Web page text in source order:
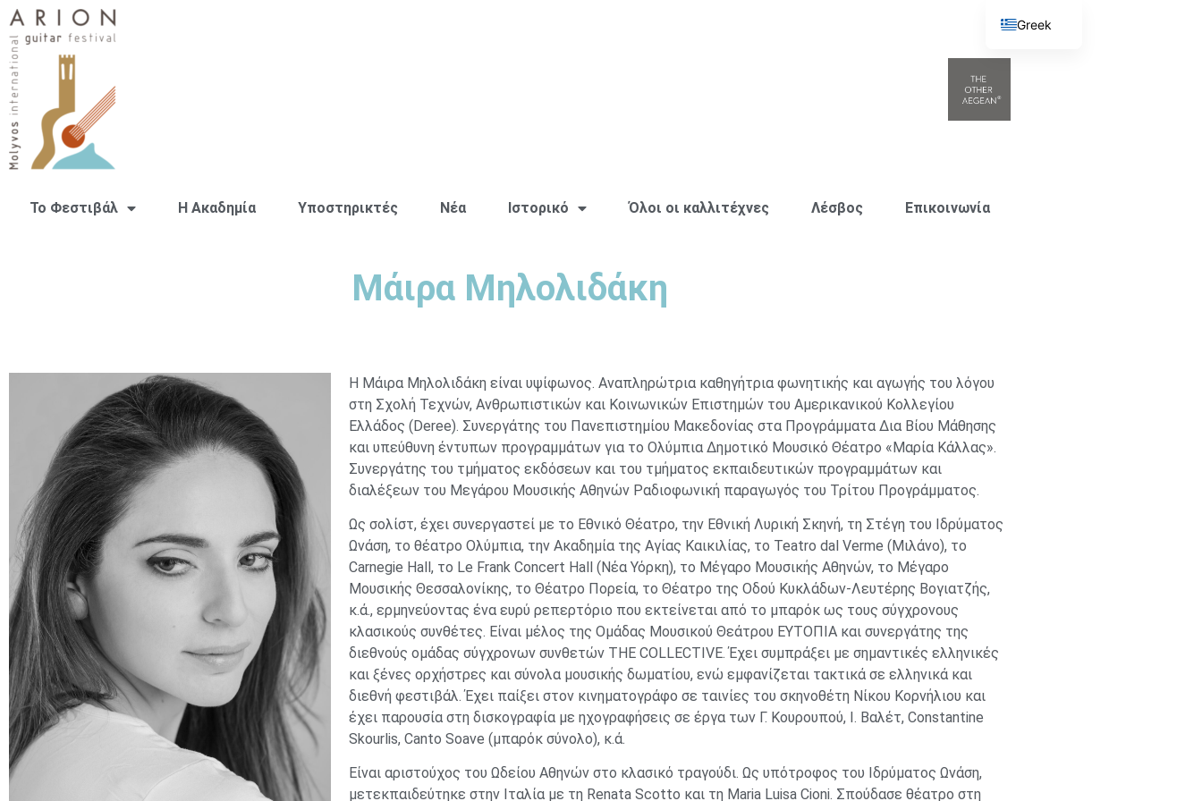
Το Φεστιβάλ H Ακαδημία Υποστηρικτές Νέα Ιστορικό Όλοι οι καλλιτέχνες Λέσβος Επικοινωνία
Μάιρα Μηλολιδάκη
Η Μάιρα Μηλολιδάκη είναι υψίφωνος. Αναπληρώτρια καθηγήτρια φωνητικής και αγωγής του λόγου
στη Σχολή Τεχνών, Ανθρωπιστικών και Κοινωνικών Επιστημών του Αμερικανικού Κολλεγίου
Ελλάδος (Deree). Συνεργάτης του Πανεπιστημίου Μακεδονίας στα Προγράμματα Δια Βίου Μάθησης
και υπεύθυνη έντυπων προγραμμάτων για το Ολύμπια Δημοτικό Μουσικό Θέατρο «Μαρία Κάλλας».
Συνεργάτης του τμήματος εκδόσεων και του τμήματος εκπαιδευτικών προγραμμάτων και
διαλέξεων του Μεγάρου Μουσικής Αθηνών Ραδιοφωνική παραγωγός του Τρίτου Προγράμματος.
Ως σολίστ, έχει συνεργαστεί µε το Εθνικό Θέατρο, την Εθνική Λυρική Σκηνή, τη Στέγη του Ιδρύµατος
Ωνάση, το θέατρο Ολύμπια, την Ακαδηµία της Αγίας Καικιλίας, το Teatro dal Verme (Μιλάνο), το
Carnegie Hall, το Le Frank Concert Hall (Νέα Υόρκη), το Μέγαρο Μουσικής Αθηνών, το Μέγαρο
Μουσικής Θεσσαλονίκης, το Θέατρο Πορεία, το Θέατρο της Οδού Κυκλάδων-Λευτέρης Βογιατζής,
κ.ά., ερμηνεύοντας ένα ευρύ ρεπερτόριο που εκτείνεται από το µπαρόκ ως τους σύγχρονους
κλασικούς συνθέτες. Είναι μέλος της Ομάδας Μουσικού Θεάτρου EΥTOΠIA και συνεργάτης της
διεθνούς ομάδας σύγχρονων συνθετών THE COLLECTIVE. Έχει συμπράξει με σημαντικές ελληνικές
και ξένες ορχήστρες και σύνολα μουσικής δωματίου, ενώ εμφανίζεται τακτικά σε ελληνικά και
διεθνή φεστιβάλ. Έχει παίξει στον κινηματογράφο σε ταινίες του σκηνοθέτη Νίκου Κορνήλιου και
έχει παρουσία στη δισκογραφία με ηχογραφήσεις σε έργα των Γ. Κουρουπού, Ι. Βαλέτ, Constantine
Skourlis, Canto Soave (μπαρόκ σύνολο), κ.ά.
Είναι αριστούχος του Ωδείου Αθηνών στο κλασικό τραγούδι. Ως υπότροφος του Ιδρύματος Ωνάση,
μετεκπαιδεύτηκε στην Ιταλία με τη Renata Scotto και τη Maria Luisa Cioni. Σπούδασε θέατρο στη
Greek